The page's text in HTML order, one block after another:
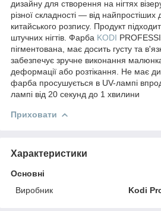
дизайну для створення на нігтях
різної складності — від
китайського розпису. Продукт
штучних нігтів. Фарба KODI
пігментована, має досить густу та
забезпечує зручне виконання
деформації або розтікання. Не має
фарба просушується в UV-лампі
лампі від 20 секунд до 1 хвилини
Приховати
Характеристики
Основні
Виробник
Kodi